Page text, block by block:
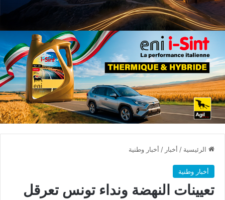
الرئيسية / أخبار / أخبار وطنية
أخبار وطنية
تعيينات النهضة ونداء تونس تعرقل